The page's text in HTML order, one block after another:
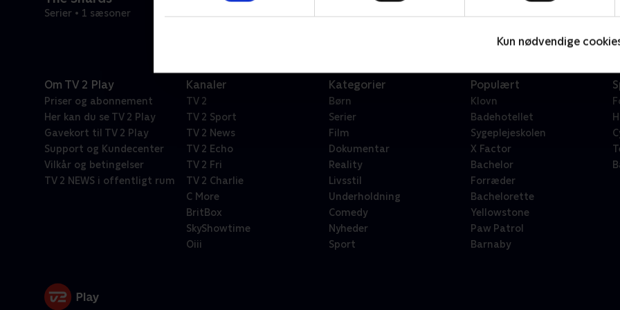
Kun nødvendige
Serier • 1 sæsoner
Om TV 2 Play
Priser og abonnement
Her kan du se TV 2 Play
Gavekort til TV 2 Play
Support og Kundecenter
Vilkår og betingelser
TV 2 NEWS i offentligt rum
Kanaler
TV 2
TV 2 Sport
TV 2 News
TV 2 Echo
TV 2 Fri
TV 2 Charlie
C More
BritBox
SkyShowtime
Oiii
Kategorier
Børn
Serier
Film
Dokumentar
Reality
Livsstil
Underholdning
Comedy
Nyheder
Sport
Populært
Klovn
Badehotellet
Sygeplejeskolen
X Factor
Bachelor
Forræder
Bachelorette
Yellowstone
Paw Patrol
Barnaby